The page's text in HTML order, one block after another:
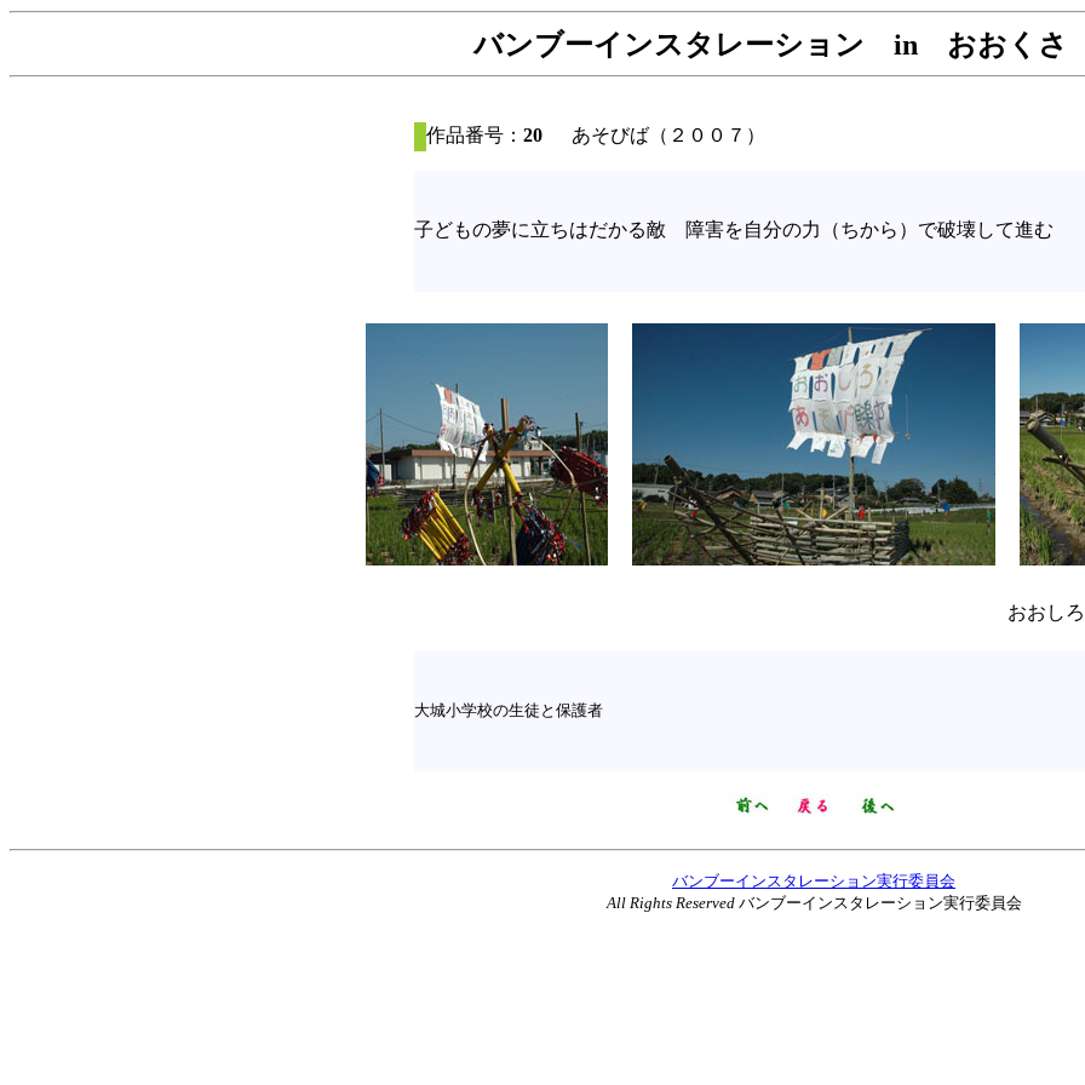
バンブーインスタレーション in おおくさ
作品番号： 20 あそびば（２００７）
子どもの夢に立ちはだかる敵 障害を自分の力（ちから）で破壊して進む
おおし
大城小学校の生徒と保護者
バンブーインスタレーション実行委員会
All Rights Reserved バンブーインスタレーション実行委員会